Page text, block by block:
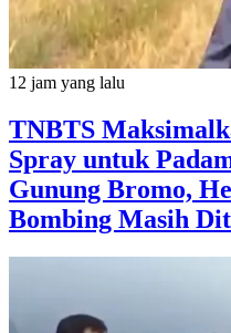
12 jam yang lalu
TNBTS
Spray untuk
Gunung Bromo,
Bombing Masih